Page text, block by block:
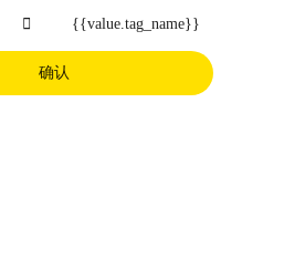
 {{value.tag_name}}
确认